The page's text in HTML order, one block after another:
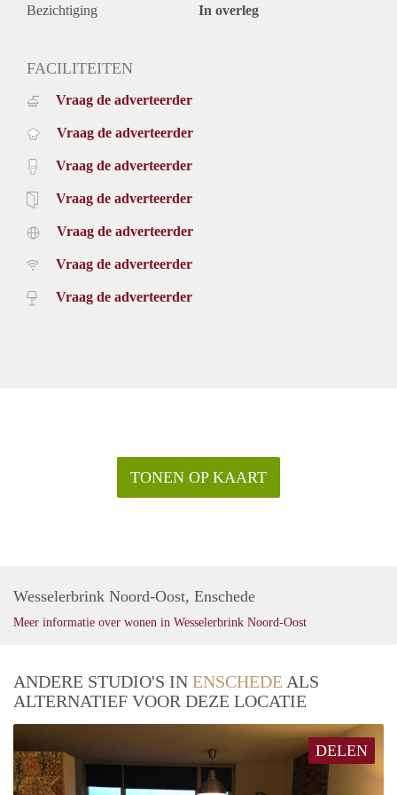
Bezichtiging In overleg
FACILITEITEN
Vraag de adverteerder
Vraag de adverteerder
Vraag de adverteerder
Vraag de adverteerder
Vraag de adverteerder
Vraag de adverteerder
Vraag de adverteerder
TONEN OP KAART
Wesselerbrink Noord-Oost, Enschede
Meer informatie over wonen in Wesselerbrink Noord-Oost
ANDERE STUDIO'S IN ENSCHEDE ALS
ALTERNATIEF VOOR DEZE LOCATIE
DELEN